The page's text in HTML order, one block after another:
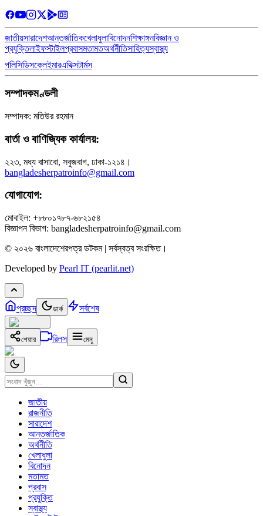
জাতীয়সারাদেশআন্তর্জাতিকখেলাধুলাবিনোদনশিক্ষাঙ্গনবিজ্ঞান ও
প্রযুক্তিলাইফস্টাইলপ্রবাসমতামতঅর্থনীতিসাহিত্যস্বাস্থ্য
পলিসিডিসক্লেইমারএথিক্সটার্মস
সম্পাদকমণ্ডলী
সম্পাদক: মতিউর রহমান
বার্তা ও বাণিজ্যিক কার্যালয়:
২২৩, মধ্য বাসাবো, সবুজবাগ, ঢাকা-১২১৪।
bangladesherpatroinfo@gmail.com
যোগাযোগ:
মোবাইল: +৮৮০১৭৮৭-৬৮২১৫৪
বিজ্ঞাপন বিভাগ: bangladesherpatroinfo@gmail.com
© ২০২৬ বাংলাদেশেরপত্র ডটকম | সর্বস্বত্ব সংরক্ষিত।
Developed by Pearl IT (pearlit.net)
প্রচ্ছদ ডার্ক সর্বশেষ
শেয়ার রিলস মেনু
জাতীয়
রাজনীতি
সারাদেশ
আন্তর্জাতিক
অর্থনীতি
খেলাধুলা
বিনোদন
মতামত
প্রবাস
প্রযুক্তি
স্বাস্থ্য